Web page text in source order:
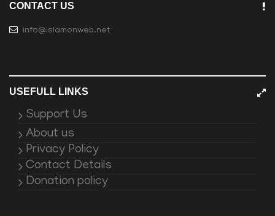
CONTACT US
info@islamonweb.net
USEFULL LINKS
Support Us
About us
Privacy Policy
Contact Details
Donation policy